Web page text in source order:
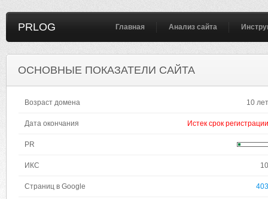
PRLOG Главная Анализ сайта
ОСНОВНЫЕ ПОКАЗАТЕЛИ САЙТА
Возраст домена 10 лет
Дата окончания Истек срок регистрации
PR
ИКС 10
Страниц в Google 403